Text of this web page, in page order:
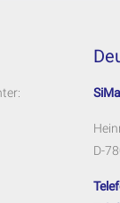
D-